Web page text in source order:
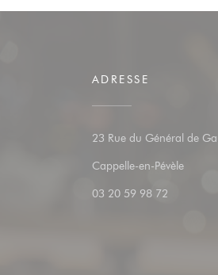
ADRESSE
23 Rue du Général de
Cappelle-en-Pévèle((ouvre
03 20 59 98 72